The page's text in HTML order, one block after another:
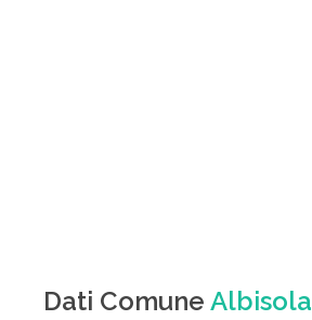
Dati Comune Albisola